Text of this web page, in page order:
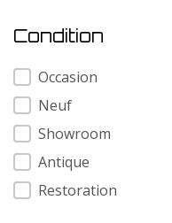
Condition
Condition
Occasion
Neuf
Showroom
Antique
Restoration